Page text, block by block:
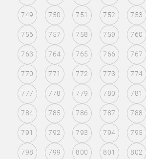
749 750 751 752 753
756 757 758 759 760
763 764 765 766 767
770 771 772 773 774
777 778 779 780 781
784 785 786 787 788
791 792 793 794 795
798 799 800 801 802